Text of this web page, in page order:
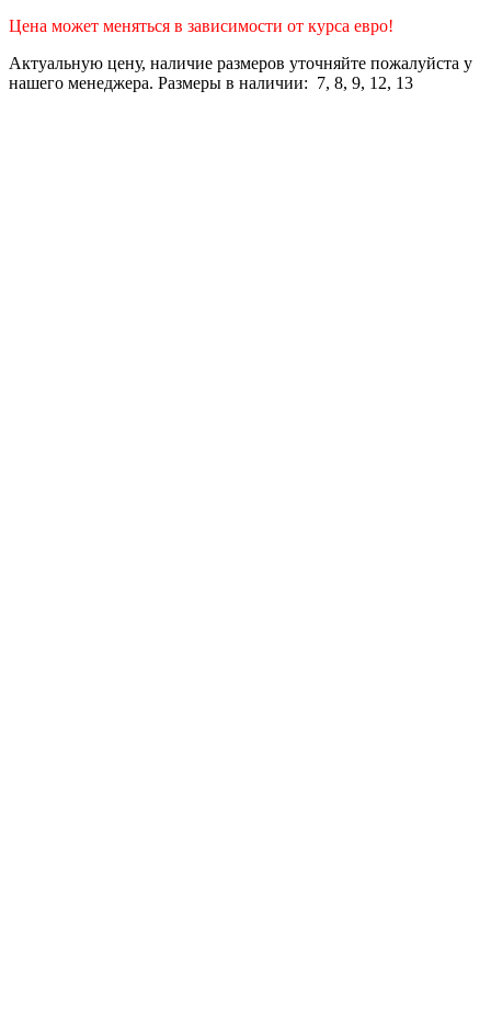
Цена может меняться в зависимости от курса евро!
Актуальную цену, наличие размеров уточняйте пожалуйста у
нашего менеджера. Размеры в наличии: 7, 8, 9, 12, 13